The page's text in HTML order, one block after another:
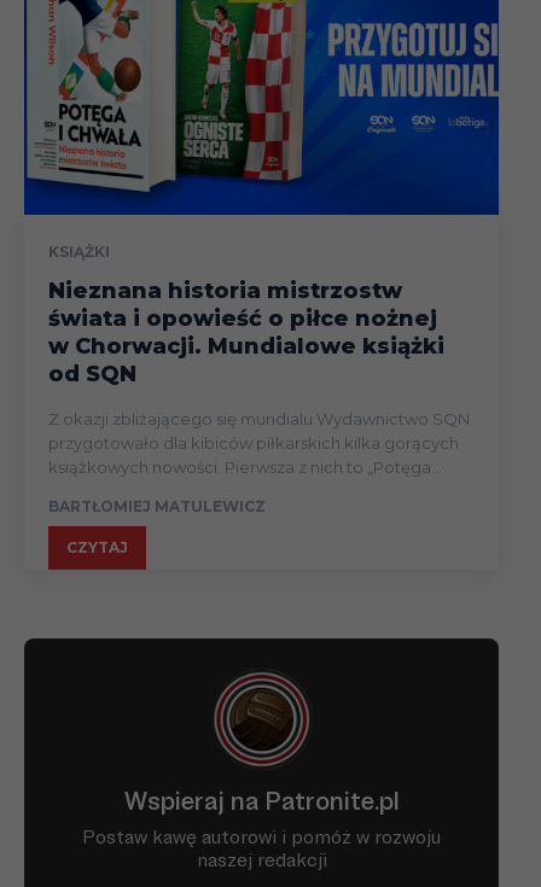
KSIĄŻKI
Nieznana historia mistrzostw
świata i opowieść o piłce nożnej
w Chorwacji. Mundialowe książki
od SQN
Z okazji zbliżającego się mundialu Wydawnictwo SQN
przygotowało dla kibiców piłkarskich kilka gorących
książkowych nowości. Pierwsza z nich to „Potęga...
BARTŁOMIEJ MATULEWICZ
CZYTAJ